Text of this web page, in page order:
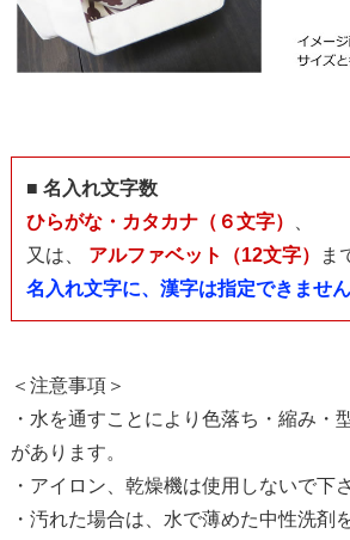
■ 名入れ文字数
ひらがな・カタカナ（６文字）
又は、 アルファベット（12文字）
ま
名入れ文字に、漢字は指定できません
＜注意事項＞
・水を通すことにより色落ち・縮み・
があります。
・アイロン、乾燥機は使用しないで下
・汚れた場合は、水で薄めた中性洗剤